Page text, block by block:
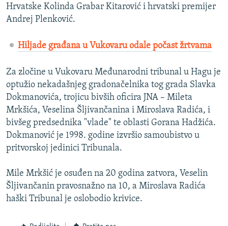
Hrvatske Kolinda Grabar Kitarović i hrvatski premijer
Andrej Plenković.
Hiljade građana u Vukovaru odale počast žrtvama
Za zločine u Vukovaru Međunarodni tribunal u Hagu je
optužio nekadašnjeg gradonačelnika tog grada Slavka
Dokmanovića, trojicu bivših oficira JNA – Mileta
Mrkšića, Veselina Šljivančanina i Miroslava Radića, i
bivšeg predsednika "vlade" te oblasti Gorana Hadžića.
Dokmanović je 1998. godine izvršio samoubistvo u
pritvorskoj jedinici Tribunala.
Mile Mrkšić je osuđen na 20 godina zatvora, Veselin
Šljivančanin pravosnažno na 10, a Miroslava Radića
haški Tribunal je oslobodio krivice.